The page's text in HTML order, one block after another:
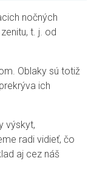
nočných
t. j. od
Oblaky sú totiž
ich
výskyt,
radi vidieť, čo
aj cez náš